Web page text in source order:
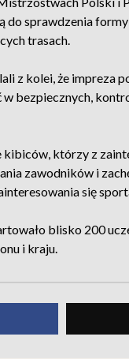
do sprawdzenia formy
trasach.
z kolei, że impreza
w bezpiecznych,
kibiców, którzy z
zawodników i
się
blisko 200
i kraju.